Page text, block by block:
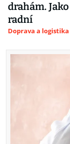
drahám.
radní
Doprava a logistika